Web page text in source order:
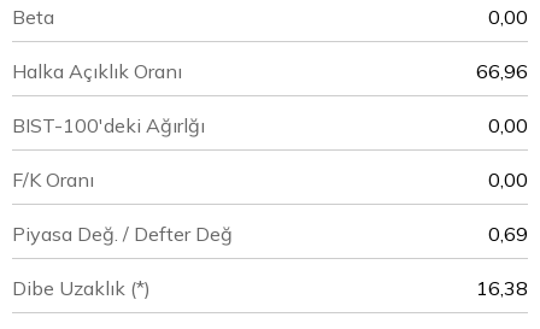
Beta 0,00
Halka Açıklık Oranı 66,96
BIST-100'deki Ağırlğı 0,00
F/K Oranı 0,00
Piyasa Değ. / Defter Değ 0,69
Dibe Uzaklık (*) 16,38